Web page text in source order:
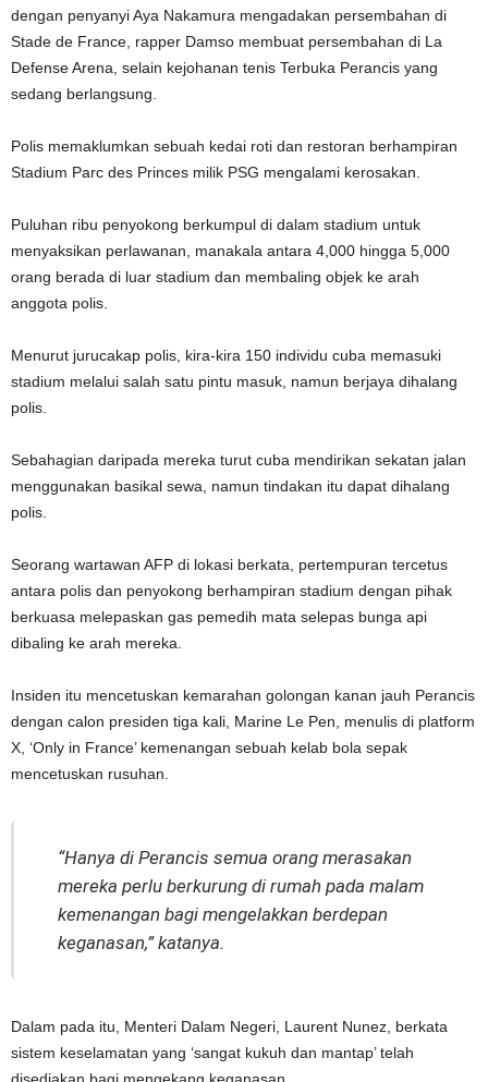
dengan penyanyi Aya Nakamura mengadakan persembahan di
Stade de France, rapper Damso membuat persembahan di La
Defense Arena, selain kejohanan tenis Terbuka Perancis yang
sedang berlangsung.
Polis memaklumkan sebuah kedai roti dan restoran berhampiran
Stadium Parc des Princes milik PSG mengalami kerosakan.
Puluhan ribu penyokong berkumpul di dalam stadium untuk
menyaksikan perlawanan, manakala antara 4,000 hingga 5,000
orang berada di luar stadium dan membaling objek ke arah
anggota polis.
Menurut jurucakap polis, kira-kira 150 individu cuba memasuki
stadium melalui salah satu pintu masuk, namun berjaya dihalang
polis.
Sebahagian daripada mereka turut cuba mendirikan sekatan jalan
menggunakan basikal sewa, namun tindakan itu dapat dihalang
polis.
Seorang wartawan AFP di lokasi berkata, pertempuran tercetus
antara polis dan penyokong berhampiran stadium dengan pihak
berkuasa melepaskan gas pemedih mata selepas bunga api
dibaling ke arah mereka.
Insiden itu mencetuskan kemarahan golongan kanan jauh Perancis
dengan calon presiden tiga kali, Marine Le Pen, menulis di platform
X, ‘Only in France’ kemenangan sebuah kelab bola sepak
mencetuskan rusuhan.
“Hanya di Perancis semua orang merasakan
mereka perlu berkurung di rumah pada malam
kemenangan bagi mengelakkan berdepan
keganasan,” katanya.
Dalam pada itu, Menteri Dalam Negeri, Laurent Nunez, berkata
sistem keselamatan yang ‘sangat kukuh dan mantap’ telah